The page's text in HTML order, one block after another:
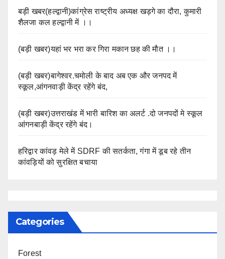
बड़ी खबर(हल्द्वानी)कांग्रेस राष्ट्रीय अध्यक्ष खड़गे का दौरा, कुमारी
शैलजा कल हल्द्वानी में ।।
(बड़ी खबर)यहां भर भरा कर गिरा मकान छह की मौत ।।
(बड़ी खबर)बागेश्वर.चमोली के बाद अब एक और जनपद में
स्कूल,आंगनवाड़ी केंद्र रहेंगे बंद,
(बड़ी खबर)उत्तराखंड में भारी बारिश का अलर्ट .दो जनपदों मे स्कूल
आंगनबाड़ी केंद्र रहेंगे बंद।
हरिद्वार कांवड़ मेले में SDRF की सतर्कता, गंगा में डूब रहे तीन
कांवड़ियों को सुरक्षित बचाया
Categories
Forest